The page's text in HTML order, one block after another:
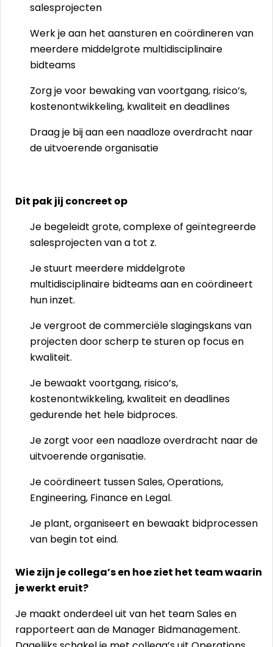
salesprojecten
Werk je aan het aansturen en coördineren van
meerdere middelgrote multidisciplinaire
bidteams
Zorg je voor bewaking van voortgang, risico’s,
kostenontwikkeling, kwaliteit en deadlines
Draag je bij aan een naadloze overdracht naar
de uitvoerende organisatie
Dit pak jij concreet op
Je begeleidt grote, complexe of geïntegreerde
salesprojecten van a tot z.
Je stuurt meerdere middelgrote
multidisciplinaire bidteams aan en coördineert
hun inzet.
Je vergroot de commerciële slagingskans van
projecten door scherp te sturen op focus en
kwaliteit.
Je bewaakt voortgang, risico’s,
kostenontwikkeling, kwaliteit en deadlines
gedurende het hele bidproces.
Je zorgt voor een naadloze overdracht naar de
uitvoerende organisatie.
Je coördineert tussen Sales, Operations,
Engineering, Finance en Legal.
Je plant, organiseert en bewaakt bidprocessen
van begin tot eind.
Wie zijn je collega’s en hoe ziet het team waarin
je werkt eruit?
Je maakt onderdeel uit van het team Sales en
rapporteert aan de Manager Bidmanagement.